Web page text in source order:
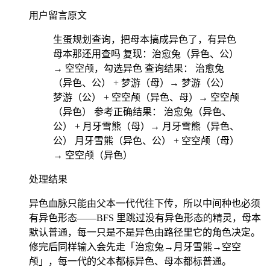
用户留言原文
生蛋规划查询，把母本搞成异色了，有异色
母本那还用查吗 复现：治愈兔（异色、公）
→ 空空颅，勾选异色 查询结果： 治愈兔
（异色、公） + 梦游（母）→ 梦游（公）
梦游（公） + 空空颅（异色、母）→ 空空颅
（异色） 参考正确结果： 治愈兔（异色、
公） + 月牙雪熊（母）→ 月牙雪熊（异色、
公） 月牙雪熊（异色、公） + 空空颅（母）
→ 空空颅（异色）
处理结果
异色血脉只能由父本一代代往下传，所以中间种也必须
有异色形态——BFS 里跳过没有异色形态的精灵，母本
默认普通，每一只是不是异色由路径里它的角色决定。
修完后同样输入会先走「治愈兔→月牙雪熊→空空
颅」，每一代的父本都标异色、母本都标普通。